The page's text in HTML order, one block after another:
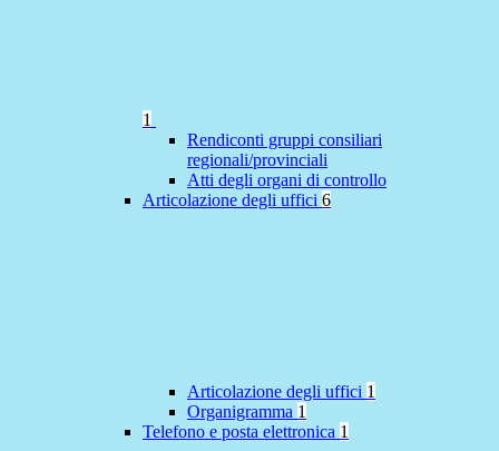
1
Rendiconti gruppi consiliari
regionali/provinciali
Atti degli organi di controllo
Articolazione degli uffici 6
Articolazione degli uffici 1
Organigramma 1
Telefono e posta elettronica 1